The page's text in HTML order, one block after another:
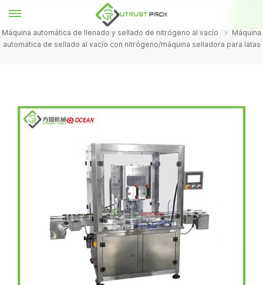
HOGAR
Máquina automática de llenado y sellado de nitrógeno al vacío
Máquina
automática de sellado al vacío con nitrógeno/máquina selladora para latas